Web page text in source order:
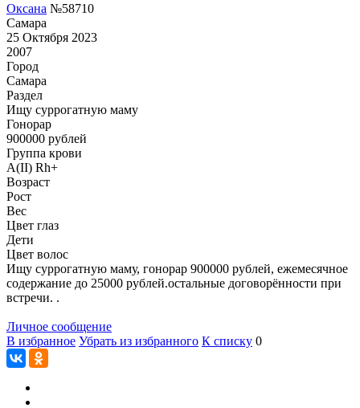
Оксана №58710
Самара
25 Октября 2023
2007
Город
Самара
Раздел
Ищу суррогатную маму
Гонoрар
900000 рублей
Группа крови
A(II) Rh+
Возраст
Рост
Вес
Цвет глаз
Дети
Цвет волос
Ищу суррогатную маму, гонорар 900000 рублей, ежемесячное
содержание до 25000 рублей.остальные договорённости при
встречи. .
Личное сообщение
В избранное Убрать из избранного К списку 0